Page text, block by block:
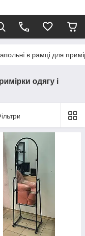
в рамці для
одягу і